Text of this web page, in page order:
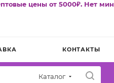
цены от 5000₽. Нет
КОНТАКТЫ
Каталог